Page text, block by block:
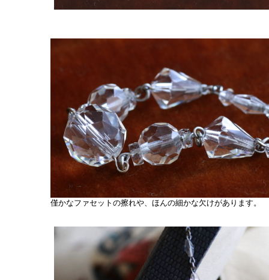
僅かなファセットの擦れや、ほんの細かな欠けがあります。